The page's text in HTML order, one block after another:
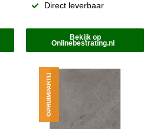
Direct leverbaar
Bekijk op
Onlinebestrating.nl
OPRUIMPARTIJ